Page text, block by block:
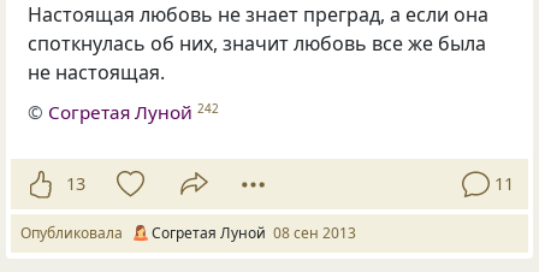
Настоящая любовь не знает преград, а если она
споткнулась об них, значит любовь все же была
не настоящая.
© Согретая Луной 242
13 11
Опубликовала Согретая Луной 08 сен 2013